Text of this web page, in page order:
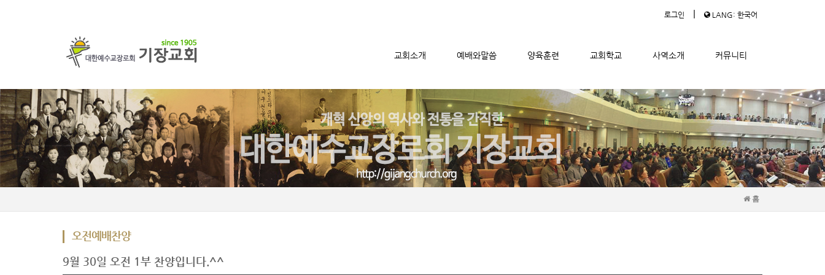
로그인 | LANG: 한국어
교회소개 예배와말씀 양육훈련 교회학교 사역소개 커뮤니티
메뉴 건너뛰기
홈
오전예배찬양
9월 30일 오전 1부 찬양입니다.^^